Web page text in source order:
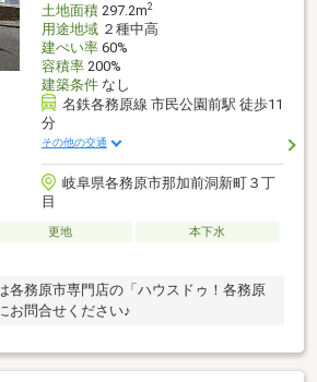
土地面積297.2m2
用途地域２種中高
建ぺい率60%
容積率200%
建築条件なし
名鉄各務原線 市民公園前駅 徒歩11
分
その他の交通
岐阜県各務原市那加前洞新町３丁
目
更地
本下水
各務原市専門店の「ハウスドゥ！各務原
お問合せください♪